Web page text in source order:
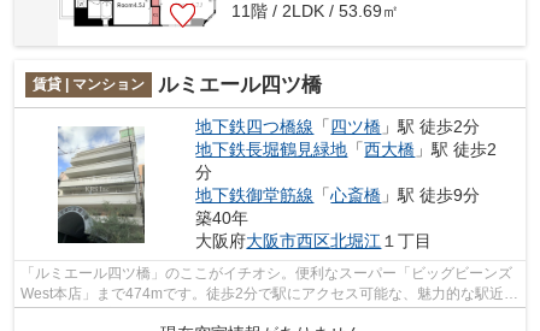
11階 / 2LDK / 53.69㎡
賃貸 | マンション ルミエール四ツ橋
地下鉄四つ橋線 「四ツ橋 」駅 徒歩2分
地下鉄長堀鶴見緑地 「西大橋 」駅 徒歩2
分
地下鉄御堂筋線 「心斎橋 」駅 徒歩9分
築40年
大阪府大阪市西区北堀江１丁目
「ルミエール四ツ橋」のここがイチオシ。便利なスーパー「ビッグビーンズ
West本店」まで474mです。徒歩2分で駅にアクセス可能な、魅力的な駅近物